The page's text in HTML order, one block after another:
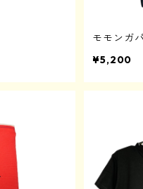
モモンガ
¥5,200